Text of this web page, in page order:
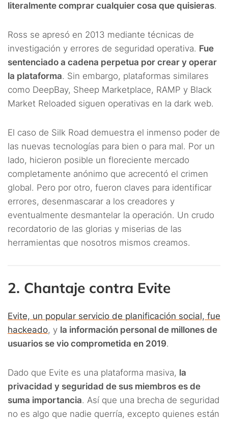
literalmente comprar cualquier cosa que quisieras.
Ross se apresó en 2013 mediante técnicas de
investigación y errores de seguridad operativa. Fue
sentenciado a cadena perpetua por crear y operar
la plataforma. Sin embargo, plataformas similares
como DeepBay, Sheep Marketplace, RAMP y Black
Market Reloaded siguen operativas en la dark web.
El caso de Silk Road demuestra el inmenso poder de
las nuevas tecnologías para bien o para mal. Por un
lado, hicieron posible un floreciente mercado
completamente anónimo que acrecentó el crimen
global. Pero por otro, fueron claves para identificar
errores, desenmascarar a los creadores y
eventualmente desmantelar la operación. Un crudo
recordatorio de las glorias y miserias de las
herramientas que nosotros mismos creamos.
2. Chantaje contra Evite
Evite, un popular servicio de planificación social, fue
hackeado, y la información personal de millones de
usuarios se vio comprometida en 2019.
Dado que Evite es una plataforma masiva, la
privacidad y seguridad de sus miembros es de
suma importancia. Así que una brecha de seguridad
no es algo que nadie querría, excepto quienes están